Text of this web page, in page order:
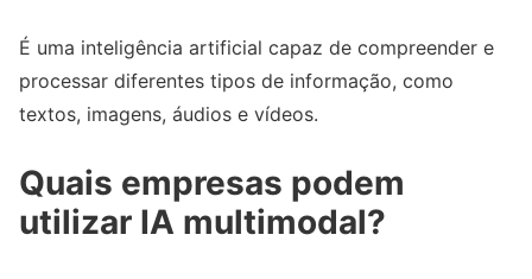
É uma inteligência artificial capaz de compreender e
processar diferentes tipos de informação, como
textos, imagens, áudios e vídeos.
Quais empresas podem
utilizar IA multimodal?